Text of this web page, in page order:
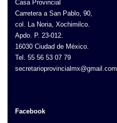
Casa Provincial
Carretera a San Pablo, 90,
col. La Noria, Xochimilco.
Apdo. P. 23-012.
16030 Ciudad de México.
Tel. 55 56 53 07 79
secretarioprovincialmx@gmail.com
Facebook